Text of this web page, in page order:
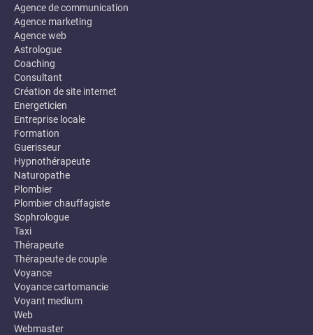
Agence de communication
Agence marketing
Agence web
Astrologue
Coaching
Consultant
Création de site internet
Energeticien
Entreprise locale
Formation
Guerisseur
Hypnothérapeute
Naturopathe
Plombier
Plombier chauffagiste
Sophrologue
Taxi
Thérapeute
Thérapeute de couple
Voyance
Voyance cartomancie
Voyant medium
Web
Webmaster